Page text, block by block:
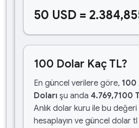
50 USD =
100 Dolar Kaç TL?
En güncel verilere göre, 100
Doları şu anda 4.769,7100
Anlık dolar kuru ile bu değeri
hesaplayın ve güncel dolar